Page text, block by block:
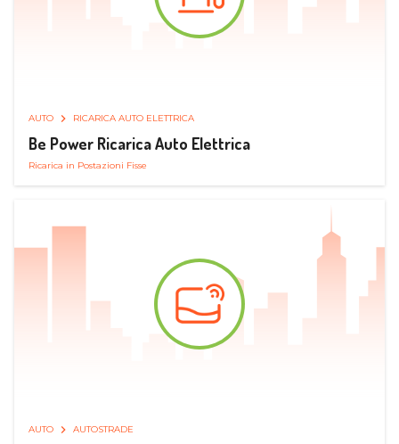
AUTO RICARICA AUTO ELETTRICA
Be Power Ricarica Auto Elettrica
Ricarica in Postazioni Fisse
AUTO AUTOSTRADE